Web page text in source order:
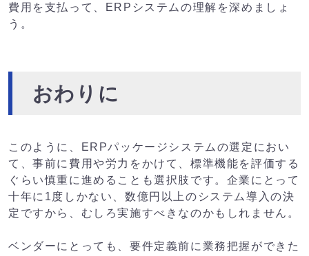
費用を支払って、ERPシステムの理解を深めましょ
う。
おわりに
このように、ERPパッケージシステムの選定におい
て、事前に費用や労力をかけて、標準機能を評価する
ぐらい慎重に進めることも選択肢です 。企業にとって
十年に1度しかない、数億円以上のシステム導入の決
定ですから、むしろ実施すべきなのかもしれません。
ベンダーにとっても、要件定義前に業務把握ができた